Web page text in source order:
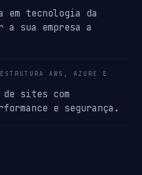
em tecnologia da
a sua empresa a
AWS, AZURE E
de sites com
e segurança.